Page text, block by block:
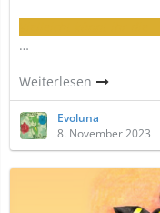
…
Weiterlesen
Evoluna
8. November 2023